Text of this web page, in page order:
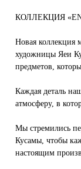
КОЛЛЕКЦИЯ
Новая коллекция
художницы Яеи
предметов,
Каждая деталь
атмосферу, в
Мы стремились
Кусамы, чтобы
настоящим